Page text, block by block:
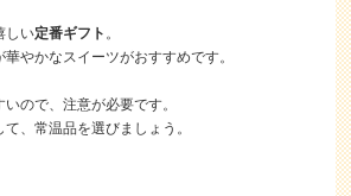
しい定番ギフト 。
やかなスイーツがおすすめです。
ので、注意が必要です。
、常温品を選びましょう。